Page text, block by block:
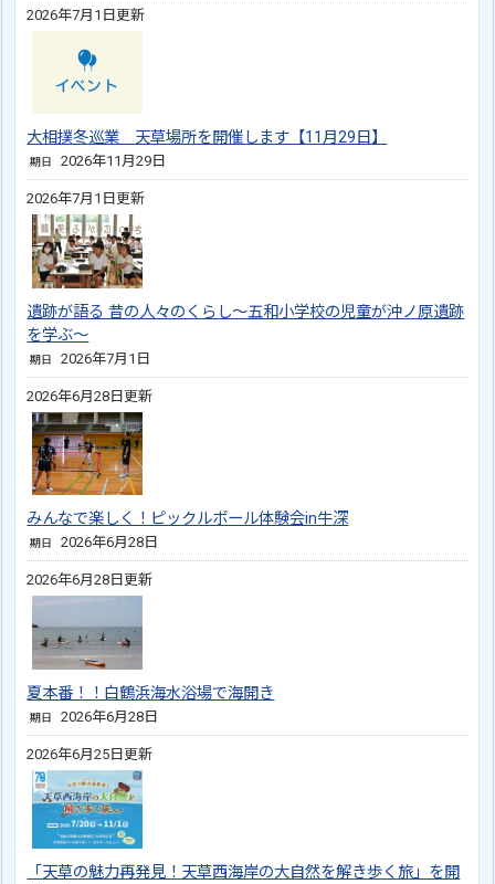
2026年7月1日更新
大相撲冬巡業 天草場所を開催します【11月29日】
期日 2026年11月29日
2026年7月1日更新
遺跡が語る 昔の人々のくらし～五和小学校の児童が沖ノ原遺跡
を学ぶ～
期日 2026年7月1日
2026年6月28日更新
みんなで楽しく！ピックルボール体験会in牛深
期日 2026年6月28日
2026年6月28日更新
夏本番！！白鶴浜海水浴場で海開き
期日 2026年6月28日
2026年6月25日更新
「天草の魅力再発見！天草西海岸の大自然を解き歩く旅」を開